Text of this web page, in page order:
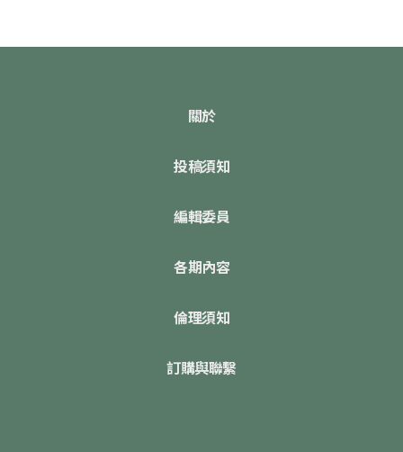
關於
投稿須知
編輯委員
各期內容
倫理須知
訂購與聯繫